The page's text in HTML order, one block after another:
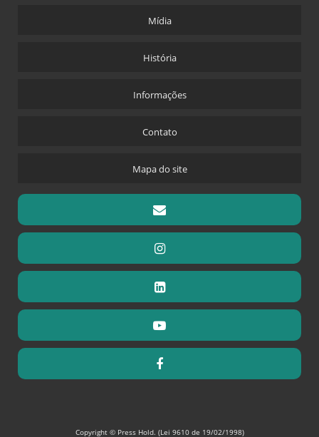
Mídia
História
Informações
Contato
Mapa do site
Copyright © Press Hold. (Lei 9610 de 19/02/1998)